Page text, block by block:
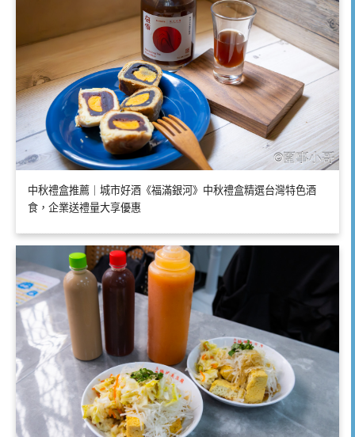
中秋禮盒推薦｜城市好酒《福滿銀河》中秋禮盒精選台灣特色酒
食，企業送禮量大享優惠